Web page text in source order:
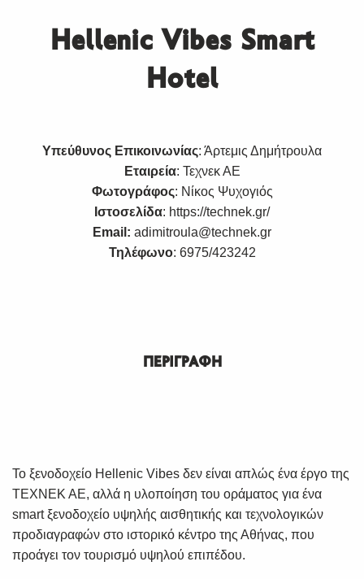
Hellenic Vibes Smart
Hotel
Υπεύθυνος Επικοινωνίας: Άρτεμις Δημήτρουλα
Εταιρεία: Τεχνεκ ΑΕ
Φωτογράφος: Νίκος Ψυχογιός
Ιστοσελίδα: https://technek.gr/
Email: adimitroula@technek.gr
Τηλέφωνο: 6975/423242
ΠΕΡΙΓΡΑΦΗ
Το ξενοδοχείο Hellenic Vibes δεν είναι απλώς ένα έργο της
ΤΕΧΝΕΚ ΑΕ, αλλά η υλοποίηση του οράματος για ένα
smart ξενοδοχείο υψηλής αισθητικής και τεχνολογικών
προδιαγραφών στο ιστορικό κέντρο της Αθήνας, που
προάγει τον τουρισμό υψηλού επιπέδου.